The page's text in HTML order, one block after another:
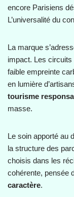
encore Parisiens
L’universalité du
La marque
impact. Les circuits
faible empreinte
en lumière
tourisme
masse.
Le soin apporté au
la structure des
choisis dans les
cohérente, pensée
caractère.